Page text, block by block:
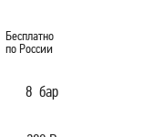
Бесплатно
по России
8 бар